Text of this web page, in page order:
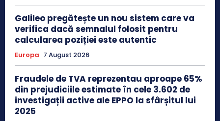
Galileo pregătește un nou sistem care va
verifica dacă semnalul folosit pentru
calcularea poziției este autentic
Europa 7 August 2026
Fraudele de TVA reprezentau aproape 65%
din prejudiciile estimate în cele 3.602 de
investigații active ale EPPO la sfârșitul lui
2025